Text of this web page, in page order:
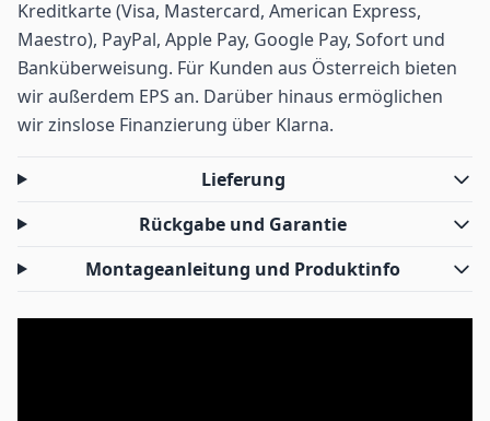
Kreditkarte (Visa, Mastercard, American Express,
Maestro), PayPal, Apple Pay, Google Pay, Sofort und
Banküberweisung. Für Kunden aus Österreich bieten
wir außerdem EPS an. Darüber hinaus ermöglichen
wir zinslose Finanzierung über Klarna.
Lieferung
Rückgabe und Garantie
Montageanleitung und Produktinfo